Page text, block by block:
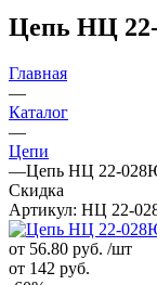
Цепь НЦ
Главная
—
Каталог
—
Цепи
—Цепь НЦ 22-
Скидка
Артикул: НЦ 22-
от 56.80 руб. /шт
от 142 руб.